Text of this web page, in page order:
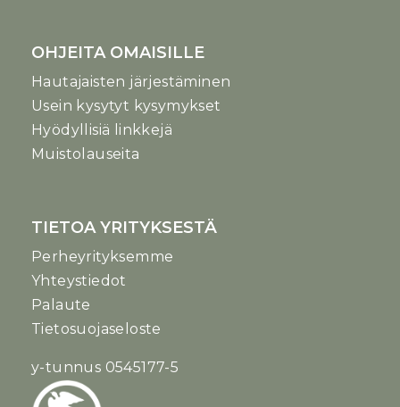
OHJEITA OMAISILLE
Hautajaisten järjestäminen
Usein kysytyt kysymykset
Hyödyllisiä linkkejä
Muistolauseita
TIETOA YRITYKSESTÄ
Perheyrityksemme
Yhteystiedot
Palaute
Tietosuojaseloste
y-tunnus 0545177-5